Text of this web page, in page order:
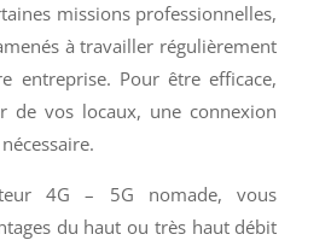
missions professionnelles,
à travailler régulièrement
entreprise. Pour être efficace,
de vos locaux, une connexion
4G – 5G nomade, vous
du haut ou très haut débit